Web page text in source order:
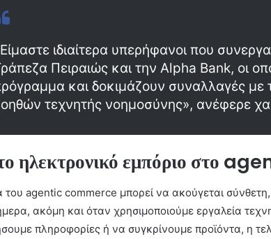
ιδιαίτερα υπερήφανοι που
Πειραιώς και την Alpha Bank, οι
και δοκιμάζουν συναλλαγές
τεχνητής νοημοσύνης», ανέφερε
ηλεκτρονικό εμπόριο στο
του agentic commerce μπορεί να ακούγεται σύνθετη,
ακόμη και όταν χρησιμοποιούμε εργαλεία
πληροφορίες ή να συγκρίνουμε προϊόντα, η